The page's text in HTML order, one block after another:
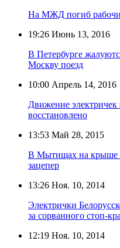
На МЖД погиб
19:26 Июнь 13, 2016
В Петербурге
Москву поезд
10:00 Апрель 14, 2016
Движение
восстановлено
13:53 Май 28, 2015
В Мытищах на крыше
зацепер
13:26 Ноя. 10, 2014
Электрички
за сорванного стоп-
12:19 Ноя. 10, 2014